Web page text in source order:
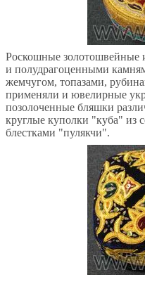
Роскошные золотошвейные
и полудрагоценными
жемчугом, топазами,
применяли и ювелирные
позолоченные бляшки
круглые куполки "куба" из
блестками "пулякчи".